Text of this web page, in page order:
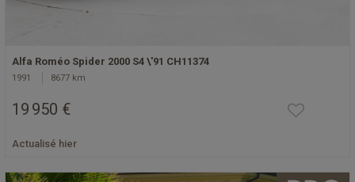
Alfa Roméo Spider 2000 S4 \'91 CH11374
1991 8677 km
19 950 €
Actualisé hier